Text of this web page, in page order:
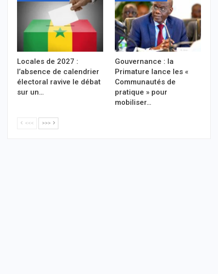
Locales de 2027 :
l’absence de calendrier
électoral ravive le débat
sur un…
Gouvernance : la
Primature lance les «
Communautés de
pratique » pour
mobiliser…
<<< >>>